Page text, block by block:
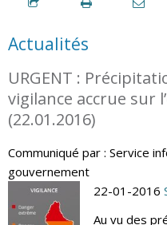
Actualités
URGENT :
vigilance accrue sur
(22.01.2016)
Communiqué par : Service
gouvernement
22-01-2016
Au vu des